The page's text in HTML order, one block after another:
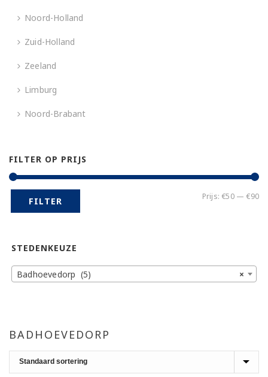
BADHOEVEDORP
Noord-Holland
Zuid-Holland
Zeeland
Limburg
Noord-Brabant
FILTER OP PRIJS
FILTER Prijs:€50—€90
STEDENKEUZE
×
Badhoevedorp (5)